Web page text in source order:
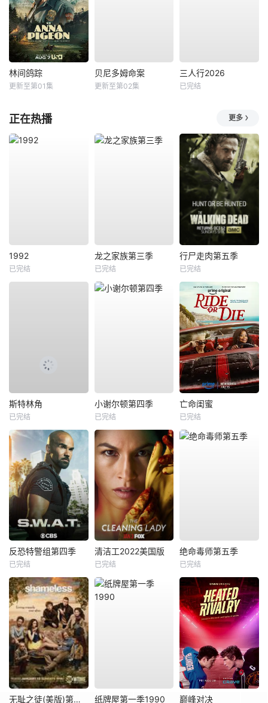
林间鸽踪
更新至第01集
贝尼多姆命案
更新至第02集
三人行2026
已完结
正在热播 更多
1992
已完结
龙之家族第三季
已完结
行尸走肉第五季
已完结
斯特林角
已完结
小谢尔顿第四季
已完结
亡命闺蜜
已完结
反恐特警组第四季
已完结
清洁工2022美国版
已完结
绝命毒师第五季
已完结
无耻之徒(美版)第三季 纸牌屋第一季1990 巅峰对决